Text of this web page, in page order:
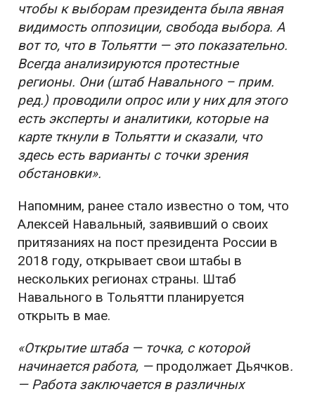
чтобы к выборам президента была явная
видимость оппозиции, свобода выбора. А
вот то, что в Тольятти — это показательно.
Всегда анализируются протестные
регионы. Они (штаб Навального – прим.
ред.) проводили опрос или у них для этого
есть эксперты и аналитики, которые на
карте ткнули в Тольятти и сказали, что
здесь есть варианты с точки зрения
обстановки».
Напомним, ранее стало известно о том, что
Алексей Навальный, заявивший о своих
притязаниях на пост президента России в
2018 году, открывает свои штабы в
нескольких регионах страны. Штаб
Навального в Тольятти планируется
открыть в мае.
«Открытие штаба — точка, с которой
начинается работа, — продолжает Дьячков.
— Работа заключается в различных